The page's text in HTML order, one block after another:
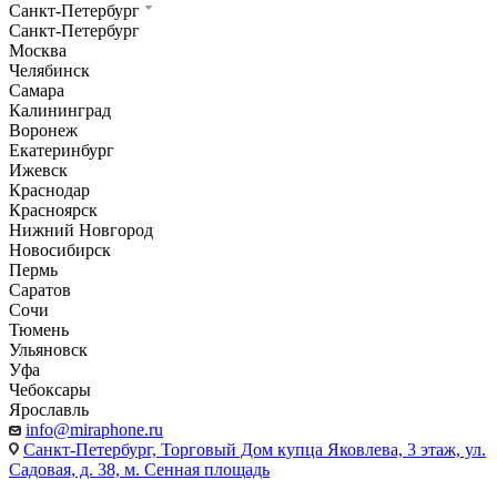
Санкт-Петербург
Санкт-Петербург
Москва
Челябинск
Самара
Калининград
Воронеж
Екатеринбург
Ижевск
Краснодар
Красноярск
Нижний Новгород
Новосибирск
Пермь
Саратов
Сочи
Тюмень
Ульяновск
Уфа
Чебоксары
Ярославль
info@miraphone.ru
Санкт-Петербург, Торговый Дом купца Яковлева, 3 этаж, ул.
Садовая, д. 38, м. Сенная площадь